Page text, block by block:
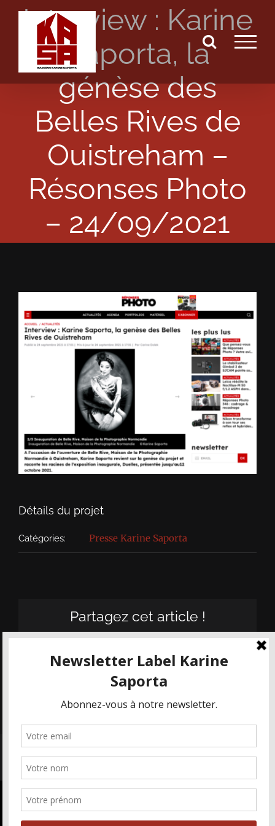
PasserInterview : Karine
Saporta, la
génèse des
Belles Rives de
Ouistreham –
Résonses Photo
– 24/09/2021
Détails du projet
Catégories: Presse Karine Saporta
Partagez cet article !
FacebookX Email
© KASA - Les Maisons Karine Saporta 2019-2022 | Tous droits
réservés |Mentions Légales
garantir la meilleure expérience sur